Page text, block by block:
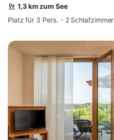
1,3 km zum See
Platz für 3 Pers.
2 Schlafzimmer